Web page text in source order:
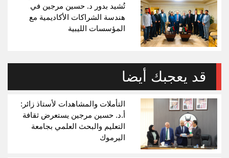
تُشيد بدور د. حسين مرجين في
هندسة الشراكات الأكاديمية مع
المؤسسات الليبية
قد يعجبك أيضا
التأملات والمشاهدات لأستاذ زائر:
أ.د. حسين مرجين يستعرض ثقافة
التعليم والبحث العلمي بجامعة
اليرموك